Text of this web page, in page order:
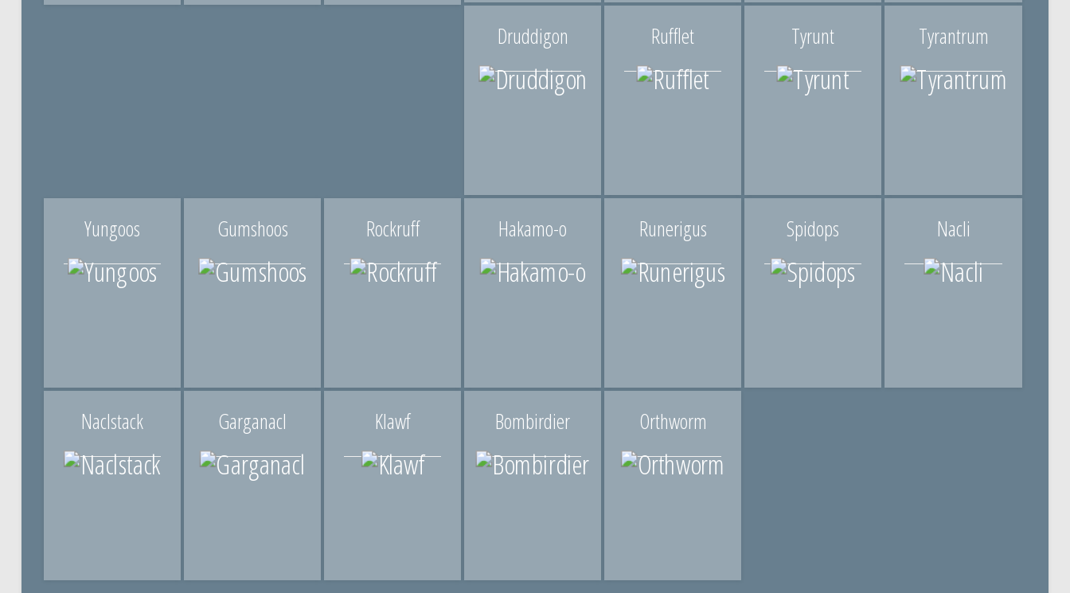
Druddigon Rufflet Tyrunt Tyrantrum
Yungoos Gumshoos Rockruff Hakamo-o Runerigus Spidops Nacli
Naclstack Garganacl Klawf Bombirdier Orthworm